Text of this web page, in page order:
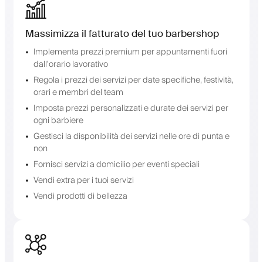
Massimizza il fatturato del tuo barbershop
Implementa prezzi premium per appuntamenti fuori
dall'orario lavorativo
Regola i prezzi dei servizi per date specifiche, festività,
orari e membri del team
Imposta prezzi personalizzati e durate dei servizi per
ogni barbiere
Gestisci la disponibilità dei servizi nelle ore di punta e
non
Fornisci servizi a domicilio per eventi speciali
Vendi extra per i tuoi servizi
Vendi prodotti di bellezza